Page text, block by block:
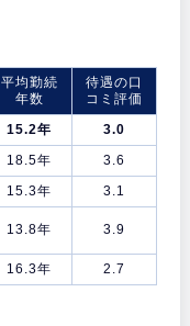
平均勤続
年数
待遇の口
コミ評価
15.2年
3.0
18.5年
3.6
15.3年
3.1
13.8年 3.9
16.3年 2.7